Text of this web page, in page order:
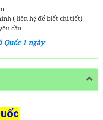
( liên hệ để biết chi tiết)
cầu
1 ngày